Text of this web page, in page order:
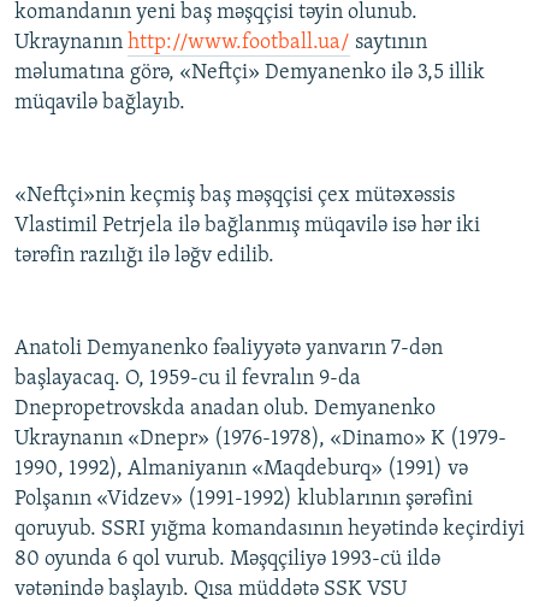
komandanın yeni baş məşqçisi təyin olunub.
Ukraynanın http://www.football.ua/ saytının
məlumatına görə, «Neftçi» Demyanenko ilə 3,5 illik
müqavilə bağlayıb.
«Neftçi»nin keçmiş baş məşqçisi çex mütəxəssis
Vlastimil Petrjela ilə bağlanmış müqavilə isə hər iki
tərəfin razılığı ilə ləğv edilib.
Anatoli Demyanenko fəaliyyətə yanvarın 7-dən
başlayacaq. O, 1959-cu il fevralın 9-da
Dnepropetrovskda anadan olub. Demyanenko
Ukraynanın «Dnepr» (1976-1978), «Dinamo» K (1979-
1990, 1992), Almaniyanın «Maqdeburq» (1991) və
Polşanın «Vidzev» (1991-1992) klublarının şərəfini
qoruyub. SSRI yığma komandasının heyətində keçirdiyi
80 oyunda 6 qol vurub. Məşqçiliyə 1993-cü ildə
vətənində başlayıb. Qısa müddətə SSK VSU